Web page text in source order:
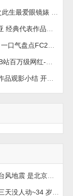
[图文故事] 24年度部分FC2作品观影小结 开年王炸后续
赖清德：台日最大威胁不是台风地震 是北京侵扰胁迫